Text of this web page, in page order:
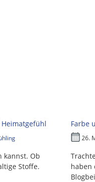
kannst. Ob
Stoffe.
Farbe
26.
haben